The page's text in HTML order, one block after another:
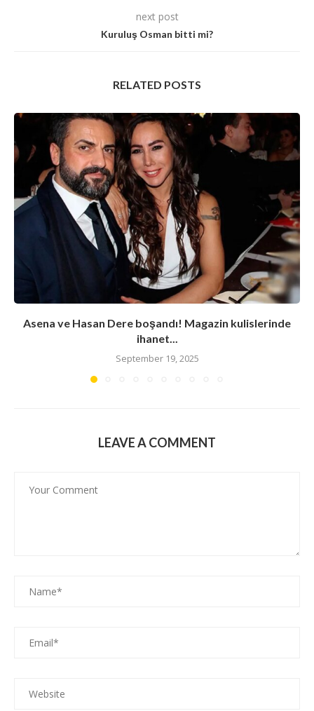
next post
Kuruluş Osman bitti mi?
RELATED POSTS
Asena ve Hasan Dere boşandı! Magazin kulislerinde
ihanet...
September 19, 2025
LEAVE A COMMENT